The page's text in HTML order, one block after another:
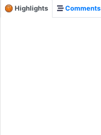
Highlights Comments